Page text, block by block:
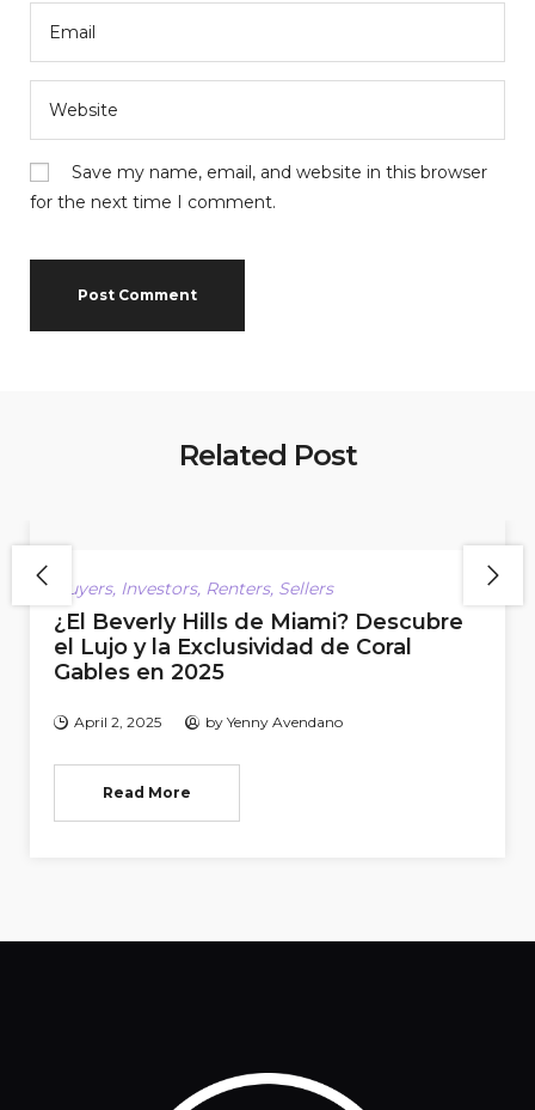
Save my name, email, and website in this browser
for the next time I comment.
Related Post
Buyers, Investors, Renters, Sellers
¿El Beverly Hills de Miami? Descubre
el Lujo y la Exclusividad de Coral
Gables en 2025
April 2, 2025 by Yenny Avendano
Read More